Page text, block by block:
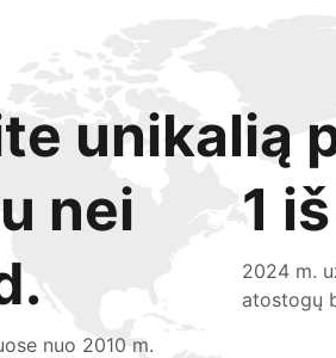
unikalią
nei
nuo 2010 m.
1
2024 m.
atostogų